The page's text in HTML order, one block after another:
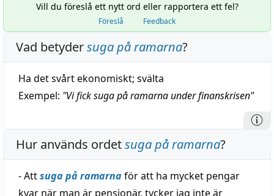
Vill du föreslå ett nytt ord eller rapportera ett fel?
Föreslå Feedback
Vad betydersuga på ramarna?
Ha det svårt ekonomiskt; svälta
Exempel: "Vi fick suga på ramarna under finanskrisen"
Hur används ordetsuga på ramarna?
- Attsuga på ramarnaför att ha mycket pengar
kvar när man är pensionär, tycker jag inte är